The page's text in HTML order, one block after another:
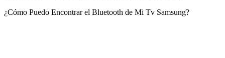
¿Cómo Puedo Encontrar el Bluetooth de Mi Tv Samsung?